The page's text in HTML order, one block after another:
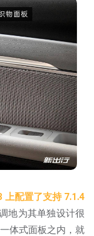
上配置了支持 7.1.4
地为其单独设计很
体式面板之内，就